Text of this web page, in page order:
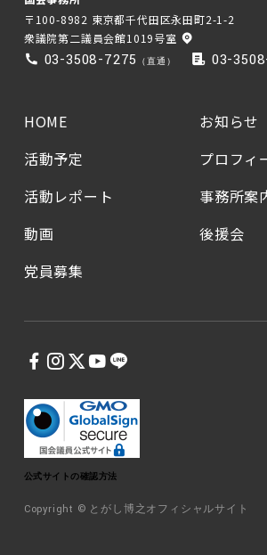
〒100-8982 東京都千代田区永田町2-1-2
衆議院第二議員会館1019号室
03-3508-7275 （直通） 03-
HOME
お知らせ
活動予定
プロフィ
活動レポート
事務所案
動画
後援会
党員募集
公式サイトの確認方法
Copyright © とがし博之オフィシャルサイト